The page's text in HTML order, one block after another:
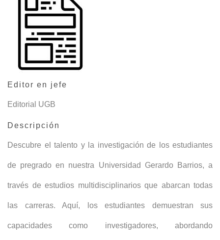
Editor en jefe
Editorial UGB
Descripción
Descubre el talento y la investigación de los estudiantes
de pregrado en nuestra Universidad Gerardo Barrios, a
través de estudios multidisciplinarios que abarcan todas
las carreras. Aquí, los estudiantes demuestran sus
capacidades como investigadores, abordando